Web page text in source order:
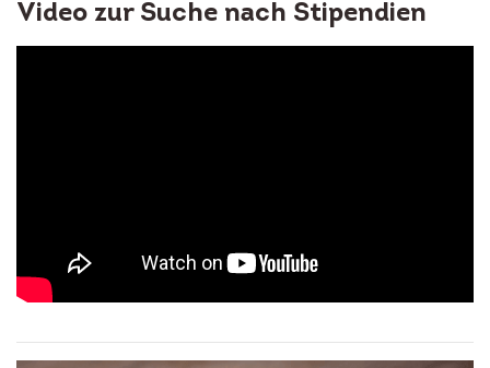
Video zur Suche nach Stipendien